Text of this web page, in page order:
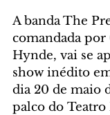
A banda The
comandada por
Hynde, vai se
show inédito
dia 20 de maio
palco do